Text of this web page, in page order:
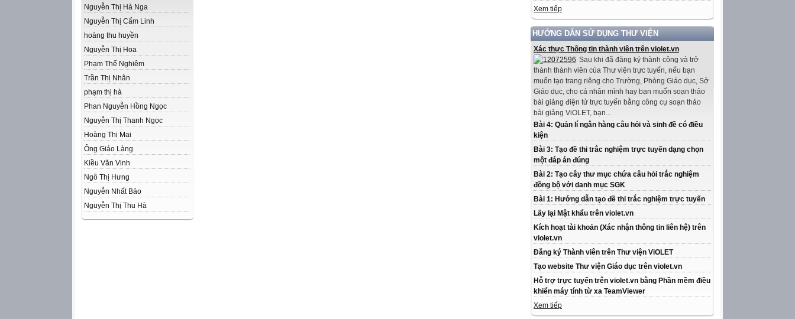
Nguyễn Thị Hà Nga
Nguyễn Thị Cẩm Linh
hoàng thu huyền
Nguyễn Thị Hoa
Phạm Thế Nghiêm
Trần Thị Nhân
phạm thị hà
Phan Nguyễn Hồng Ngọc
Nguyễn Thị Thanh Ngọc
Hoàng Thị Mai
Ông Giáo Làng
Kiều Văn Vinh
Ngô Thị Hưng
Nguyễn Nhất Bảo
Nguyễn Thị Thu Hà
Xem tiếp
HƯỚNG DẪN SỬ DỤNG THƯ VIỆN
Xác thực Thông tin thành viên trên violet.vn
Sau khi đã đăng ký thành công và trở
thành thành viên của Thư viện trực tuyến, nếu bạn
muốn tạo trang riêng cho Trường, Phòng Giáo dục, Sở
Giáo dục, cho cá nhân mình hay bạn muốn soạn thảo
bài giảng điện tử trực tuyến bằng công cụ soạn thảo
bài giảng ViOLET, bạn...
Bài 4: Quản lí ngân hàng câu hỏi và sinh đề có điều
kiện
Bài 3: Tạo đề thi trắc nghiệm trực tuyến dạng chọn
một đáp án đúng
Bài 2: Tạo cây thư mục chứa câu hỏi trắc nghiệm
đồng bộ với danh mục SGK
Bài 1: Hướng dẫn tạo đề thi trắc nghiệm trực tuyến
Lấy lại Mật khẩu trên violet.vn
Kích hoạt tài khoản (Xác nhận thông tin liên hệ) trên
violet.vn
Đăng ký Thành viên trên Thư viện ViOLET
Tạo website Thư viện Giáo dục trên violet.vn
Hỗ trợ trực tuyến trên violet.vn bằng Phần mềm điều
khiển máy tính từ xa TeamViewer
Xem tiếp